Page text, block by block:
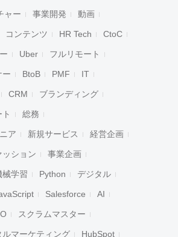
ャー 事業開発 動画
コンテンツ HR Tech CtoC
Uber フルリモート
ー BtoB PMF IT
CRM ブランディング
総務
ア 新規サービス 経営企画
ッション 事業企画
械学習 Python デジタル
Salesforce AI
スクラムマスター
ルマーケティング HubSpot